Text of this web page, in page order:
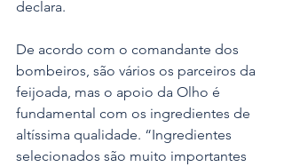
declara.
De acordo com o comandante dos
bombeiros, são vários os parceiros da
feijoada, mas o apoio da Olho é
fundamental com os ingredientes de
altíssima qualidade. “Ingredientes
selecionados são muito importantes